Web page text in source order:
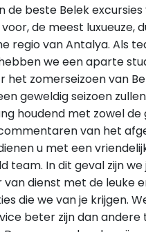
de beste Belek excursies
de meest luxueuze,
regio van Antalya. Als
we een aparte
het zomerseizoen van
geweldig seizoen zullen
houdend met zowel de
van het
u met een
team. In dit geval zijn we
dienst met de leuke
die we van je krijgen.
beter zijn dan andere